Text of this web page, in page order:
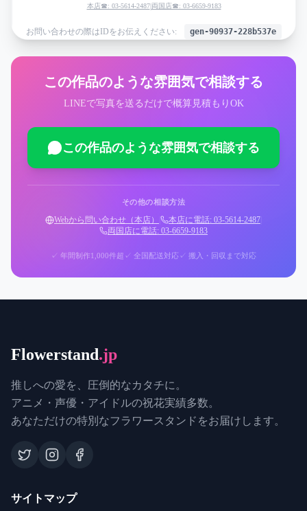
本店☎: 03-5614-2487|両国店☎: 03-6659-9183
お問い合わせの際はIDをお伝えください: gen-90937-228b537e
この作品のような雰囲気で相談する
LINEで写真を送るだけで概算見積もりOK
この作品のような雰囲気で相談する
その他の相談方法
Webから問い合わせ（本店） 本店に電話: 03-5614-2487
両国店に電話: 03-6659-9183
✓ 年間制作1,000件超 ✓ 全国配送対応 ✓ 搬入・回収まで対応
Flowerstand.jp
推しへの愛を、圧倒的なカタチに。
アニメ・声優・アイドルの祝花実績多数。
あなただけの特別なフラワースタンドをお届けします。
サイトマップ